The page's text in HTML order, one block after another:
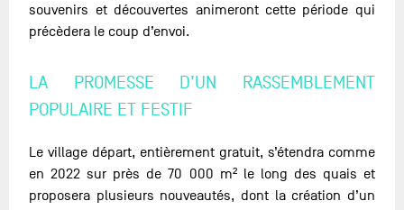
souvenirs et découvertes animeront cette période qui
précèdera le coup d’envoi.
LA PROMESSE D’UN RASSEMBLEMENT
POPULAIRE ET FESTIF
Le village départ, entièrement gratuit, s’étendra comme
en 2022 sur près de 70 000 m² le long des quais et
proposera plusieurs nouveautés, dont la création d’un